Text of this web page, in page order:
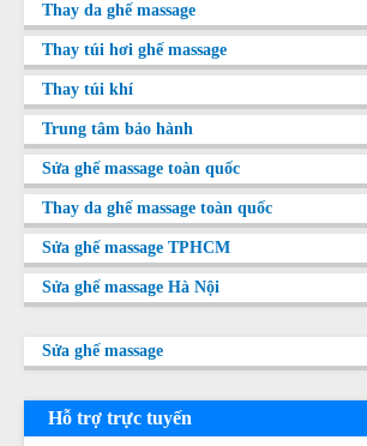
Thay da ghế massage
Thay túi hơi ghế massage
Thay túi khí
Trung tâm bảo hành
Sửa ghế massage toàn quốc
Thay da ghế massage toàn quốc
Sửa ghế massage TPHCM
Sửa ghế massage Hà Nội
Sửa ghế massage
Hỗ trợ trực tuyến